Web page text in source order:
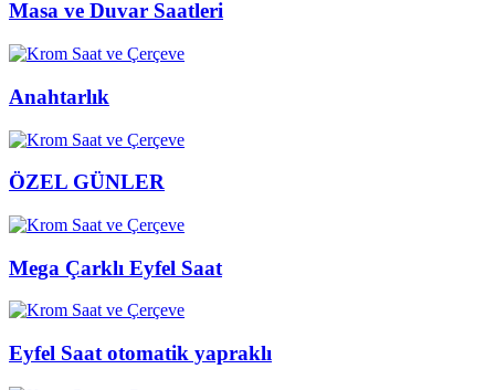
Masa ve Duvar Saatleri
Anahtarlık
ÖZEL GÜNLER
Mega Çarklı Eyfel Saat
Eyfel Saat otomatik yapraklı